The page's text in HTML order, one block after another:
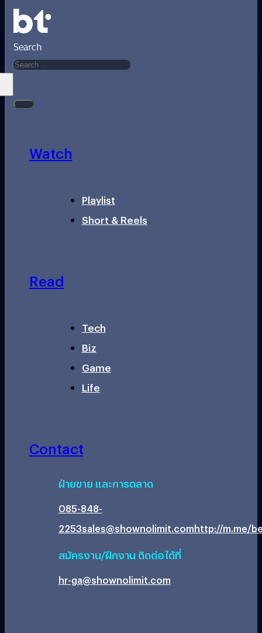
Search
Watch
Playlist
Short & Reels
Read
Tech
Biz
Game
Life
Contact
ฝ่ายขาย และการตลาด
085-848-
2253sales@shownolimit.comhttp://m.me/
สมัครงาน/ฝึกงาน ติดต่อได้ที่
hr-ga@shownolimit.com